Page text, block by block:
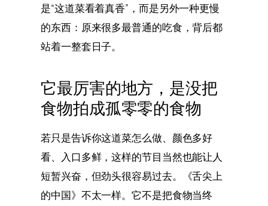
是“这道菜看着真香”，而是另外一种更慢
的东西：原来很多最普通的吃食，背后都
站着一整套日子。
它最厉害的地方，是没把
食物拍成孤零零的食物
若只是告诉你这道菜怎么做、颜色多好
看、入口多鲜，这样的节目当然也能让人
短暂兴奋，但劲头很容易过去。《舌尖上
的中国》不太一样。它不是把食物当终